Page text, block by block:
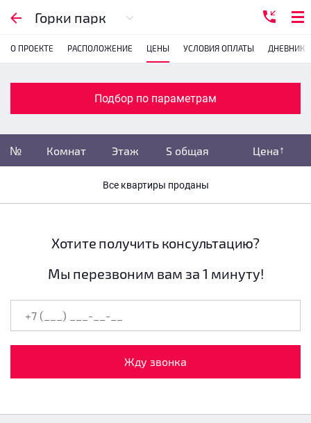
Горки парк
О ПРОЕКТЕ РАСПОЛОЖЕНИЕ ЦЕНЫ УСЛОВИЯ ОПЛАТЫ ДНЕВНИК
Подбор по параметрам
№ Комнат Этаж S общая Цена
Все квартиры проданы
Подбор по параметрам
1
Убрать переуступки
S общая не указана
все этажи
Хотите получить консультацию?
Мы перезвоним вам за 1 минуту!
Жду звонка